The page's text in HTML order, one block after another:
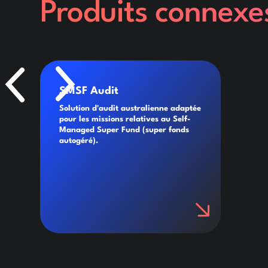
Produits
SMSF Audit
Solution d'audit australienne adaptée
pour les missions relatives au Self-
Managed Super Fund (super fonds
autogéré).